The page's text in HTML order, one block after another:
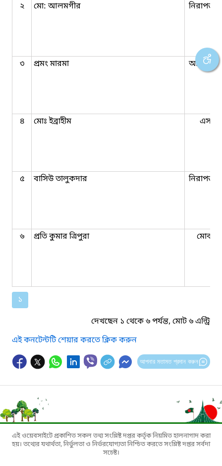
২ মো: আলমগীর নিরাপত্তা
৩ প্রমং মারমা অফিস
৪ মোঃ ইব্রাহীম
৫ বাসিউ তালুকদার নিরাপত্তা
৬ প্রতি কুমার ত্রিপুরা
১
দেখছেন ১ থেকে ৬ পর্যন্ত, মোট ৬ এন্ট্রি
এই কনটেন্টটি শেয়ার করতে ক্লিক করুন
আপনার মতামত প্রদান করুন
এই ওয়েবসাইটে প্রকাশিত সকল তথ্য সংশ্লিষ্ট দপ্তর কর্তৃক নিয়মিত হালনাগাদ করা
হয়। তথ্যের যথার্থতা, নির্ভুলতা ও নির্ভরযোগ্যতা নিশ্চিত করতে সংশ্লিষ্ট দপ্তর সর্বদা
সচেষ্ট।